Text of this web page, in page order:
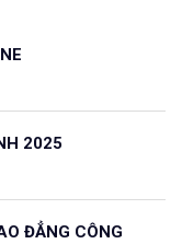
2025
ĐẲNG CÔNG